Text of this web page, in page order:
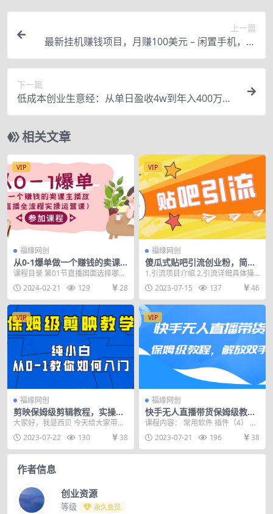
上一篇
最新挂机赚钱项目，月赚100美元 – 闲置手机，电
脑挂机赚钱的方法
下一篇
低成本创业生意经：从单日盈收4w到年入400万，8
个点深度剖析成功案例
相关文章
VIP
福缘网创
从0-1爆单做一个赚钱的卖课
主播放（直播全流程实操运营
课程目录 第01节直播国面选择哪种
形式-不同直播国面影响流量.mp4
第02节直...
2024-02-21 129 28
VIP
福缘网创
傻瓜式贴吧引流创业粉，简单
重复操作，轻松日引流100+
1.引流项目介绍 2.引流详细具体操
作 3.重点提效细节点 4.实操之如何
具体操...
2023-07-15 137 46
VIP
福缘网创
剪映保姆级剪辑教程，实操得
来的技巧，绝对干货满满！
大家好，我是西贝 今天给大家带来
一套剪映的剪辑教程 现在无论是做
网创，还是做其他...
2023-07-22 130 38
VIP
福缘网创
快手无人直播带货保姆级教
程，解放双手（教程+软件）
课程内容： 常用软件 插件（4） 去
重素材.ts 去重素材.mp4 去重.ts ...
2023-07-21 196 38
作者信息
创业资源
等级 永久会员